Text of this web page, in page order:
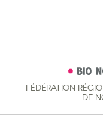
FÉDÉRATION
DE